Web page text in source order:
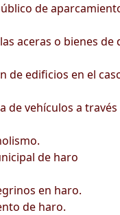
de
aceras o bienes
de edificios en el
vehículos a
de haro
en haro.
de haro.